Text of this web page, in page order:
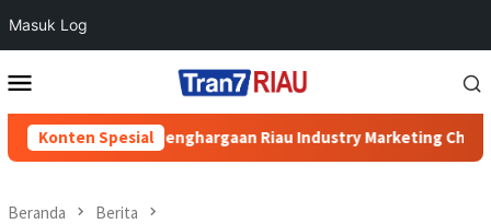
Masuk Log
ke
Mobile
Konten Spesial
Raih Penghargaan Riau Industry Marketing Champion 2026
Beranda Berita